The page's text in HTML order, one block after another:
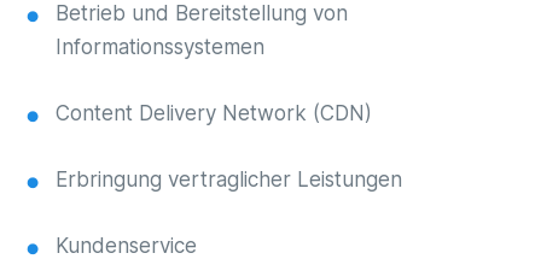
Betrieb und Bereitstellung von
Informationssystemen
Content Delivery Network (CDN)
Erbringung vertraglicher Leistungen
Kundenservice